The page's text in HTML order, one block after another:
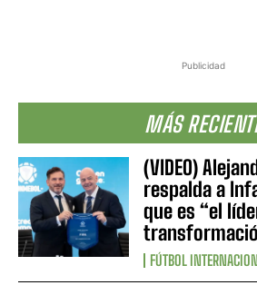
Publicidad
MÁS
(VIDEO)
respalda a
que es “el
FÚTBOL